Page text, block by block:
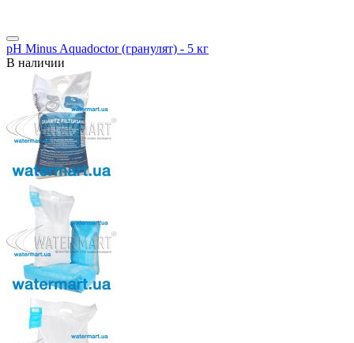
pH Minus Aquadoctor (гранулят) - 5 кг
В наличии